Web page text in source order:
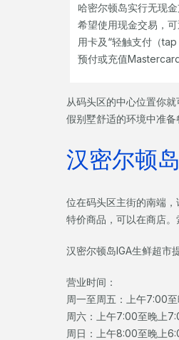
哈密尔顿岛实行无现
希望使用现金交易，
用卡及“轻触支付（
预付或充值
从码头区的中心位置你
假别墅舒适的环境中准备
汉密尔顿
位在码头区主街的南端
特价商品，可以在商店。
汉密尔顿岛IGA生鲜超市
营业时间：
周一至周五：上午7:00
周六：上午7:00至晚上
周日：上午8:00至晚上